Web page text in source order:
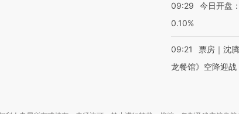
09:29
今日开盘
0.10%
09:21
票房｜沈
龙餐馆》空降迎